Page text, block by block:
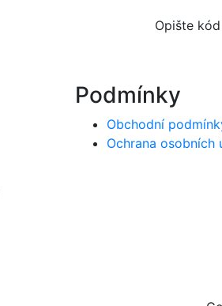
Opište
Podmínky
Obchodní
Ochrana osobních